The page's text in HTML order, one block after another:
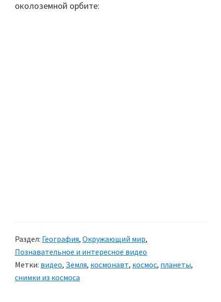
околоземной орбите:
Раздел: География, Окружающий мир,
Познавательное и интересное видео
Метки: видео, Земля, космонавт, космос, планеты,
снимки из космоса